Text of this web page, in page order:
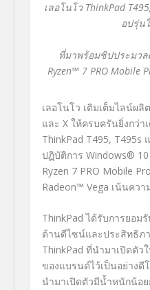
เลอโนโว ThinkPad
อปรุ่น
ที่มาพร้อมชิปประมว
Ryzen™ 7 PRO Mobile
เลอโนโว เติมเต็มไลน์ผ
และ X ให้ครบครันยิ่งกว่า
ThinkPad T495, T495s
ปฏิบัติการ Windows®
Ryzen 7 PRO Mobile
Radeon™ Vega เน้นคว
ThinkPad ได้รับการยอม
ด้านดีไซน์และประสิทธิภ
ThinkPad ที่นำมาเปิดตัว
ของแบรนด์ไว้เป็นอย่าง
นำมาเปิดตัวมีน้ำหนักน้อย